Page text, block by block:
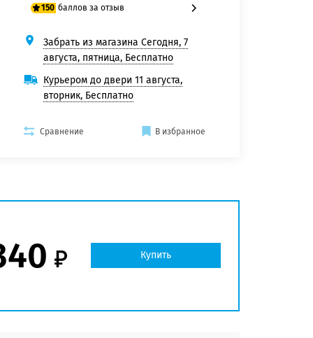
150 баллов за отзыв
125 баллов
150 баллов
Забрать из магазина Сегодня, 7
августа, пятница, Бесплатно
Курьером до двери 11 августа,
вторник, Бесплатно
Сравнение В избранное
Купить